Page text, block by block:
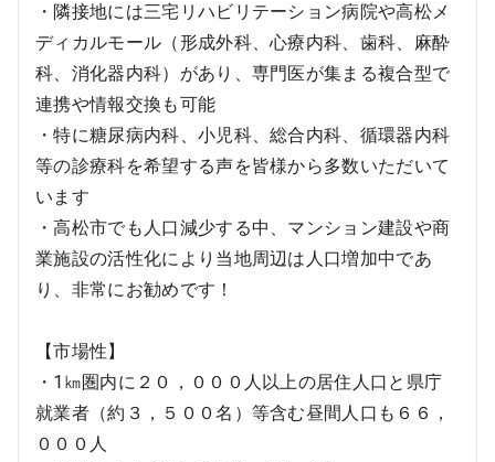
・隣接地には三宅リハビリテーション病院や高松メ
ディカルモール（形成外科、心療内科、歯科、麻酔
科、消化器内科）があり、専門医が集まる複合型で
連携や情報交換も可能
・特に糖尿病内科、小児科、総合内科、循環器内科
等の診療科を希望する声を皆様から多数いただいて
います
・高松市でも人口減少する中、マンション建設や商
業施設の活性化により当地周辺は人口増加中であ
り、非常にお勧めです！
【市場性】
・1㎞圏内に２０，０００人以上の居住人口と県庁
就業者（約３，５００名）等含む昼間人口も６６，
０００人